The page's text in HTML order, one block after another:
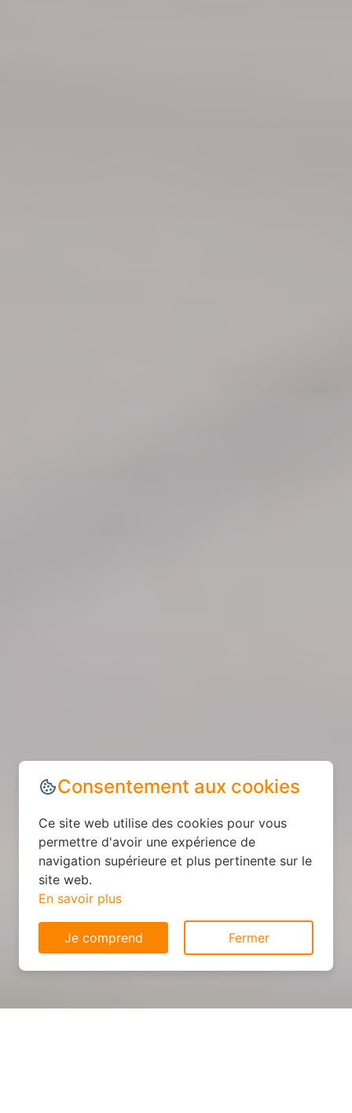
Consentement aux cookies
Ce site web utilise des cookies pour vous
permettre d'avoir une expérience de
navigation supérieure et plus pertinente sur le
site web.
En savoir plus
Je comprend Fermer